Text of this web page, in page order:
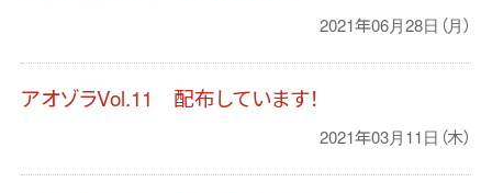
2021年06月28日（月）
アオゾラVol.11 配布しています！
2021年03月11日（木）